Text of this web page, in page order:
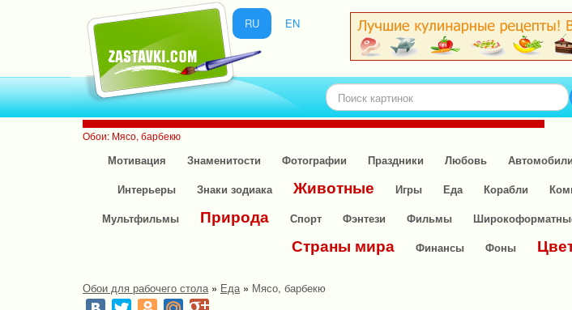
RU EN
Обои: Мясо, барбекю
Мотивация
Знаменитости Фотографии Праздники Любовь Автомобили
Интерьеры
Знаки зодиака Животные Игры Еда Корабли
Мультфильмы
Природа Спорт Фэнтези Фильмы
Страны мира Финансы Фоны
Обои для рабочего стола» Еда» Мясо, барбекю